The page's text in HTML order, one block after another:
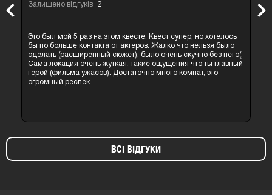
Previous
Залишено відгуків 2
Это был мой 5 раз на этом квесте. Квест супер, но хотелось
бы по больше контакта от актеров. Жалко что нельзя было
сделать (расширенный сюжет), было очень скучно без него(.
Сама локация очень жуткая, такие ощущения что ты главный
герой (фильма ужасов). Достаточно много комнат, это
огромный респек...
ВСІ ВІДГУКИ